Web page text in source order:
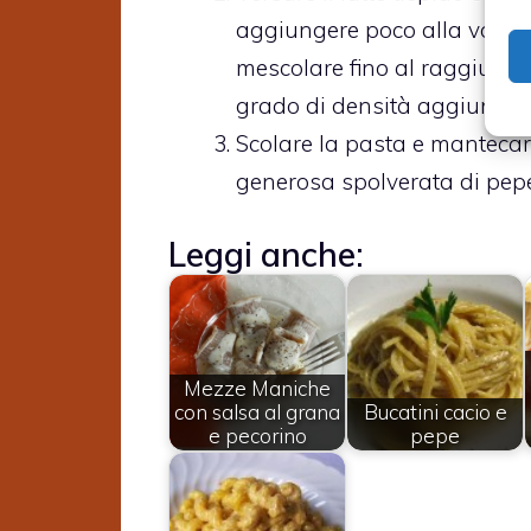
aggiungere poco alla volta
mescolare fino al
grado di densità
Scolare la pasta e
generosa spolverata di
Leggi anche:
Mezze Maniche
con salsa al grana
e pecorino
Bucatini cacio e
pepe